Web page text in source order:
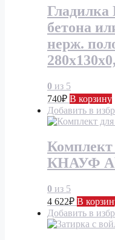
Гладилка
бетона
нерж.
0 из 5
740₽ В корзину
Добавить в
КНАУФ
0 из 5
4 622₽ В
Добавить в